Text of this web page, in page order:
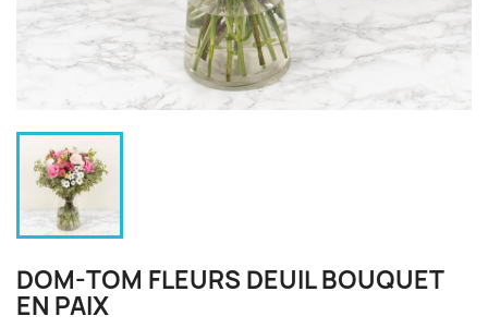
DOM-TOM FLEURS DEUIL BOUQUET
EN PAIX